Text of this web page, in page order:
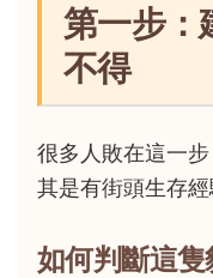
第一步：
不得
很多人敗在這一
其是有街頭生存經
如何判斷這